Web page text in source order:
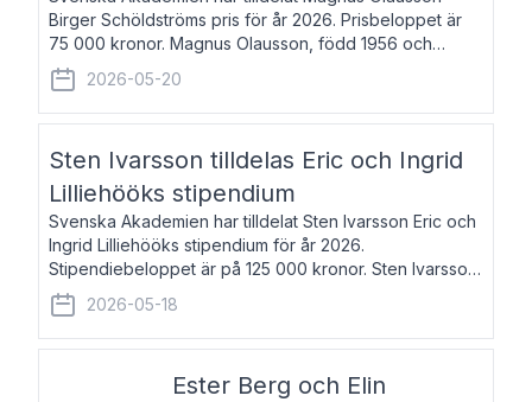
Birger Schöldströms pris för år 2026. Prisbeloppet är
75 000 kronor. Magnus Olausson, född 1956 och
bosatt i Stockholm, är konstvetare, museiman och
hovman. Han disputerade 1993 vid Uppsala un
2026-05-20
Sten Ivarsson tilldelas Eric och Ingrid
Lilliehööks stipendium
Svenska Akademien har tilldelat Sten Ivarsson Eric och
Ingrid Lilliehööks stipendium för år 2026.
Stipendiebeloppet är på 125 000 kronor. Sten Ivarsson,
född 1979, är mediateksamordnare vid
Söderslättsgymnasiet i Trelleborg. Här har han på
2026-05-18
Ester Berg och Elin